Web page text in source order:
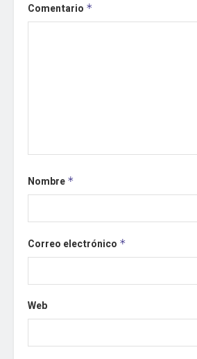
Comentario *
Nombre *
Correo electrónico *
Web